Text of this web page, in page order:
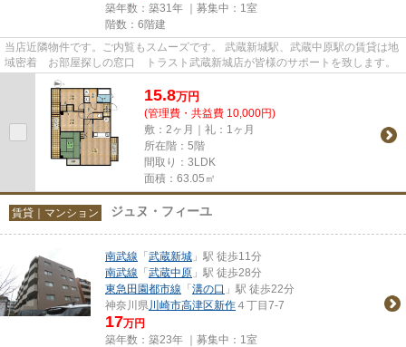
築年数：築31年 ｜募集中： 1室
階数：6階建
当店近隣物件です。ご内覧もスムーズです。 武蔵新城駅、武蔵中原駅の賃貸は地
域密着 お部屋探しの窓口 トラスト武蔵新城店が皆様のサポートを致します。
15.8万円
(管理費・共益費 10,000円)
敷：2ヶ月｜礼：1ヶ月
所在階：5階
間取り：3LDK
面積：63.05㎡
賃貸｜マンション ジュヌ・フィーユ
南武線 「武蔵新城 」駅 徒歩11分
南武線 「武蔵中原 」駅 徒歩28分
東急田園都市線 「溝の口 」駅 徒歩22分
神奈川県川崎市高津区新作 ４丁目7-7
17万円
築年数：築23年 ｜募集中： 1室